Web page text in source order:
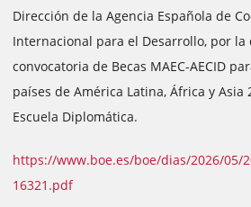
Dirección de la Agencia Española de
Internacional para el Desarrollo, por la
convocatoria de Becas MAEC-AECID
países de América Latina, África y Asia
Escuela Diplomática.
https://www.boe.es/boe/dias/2026/05/
16321.pdf